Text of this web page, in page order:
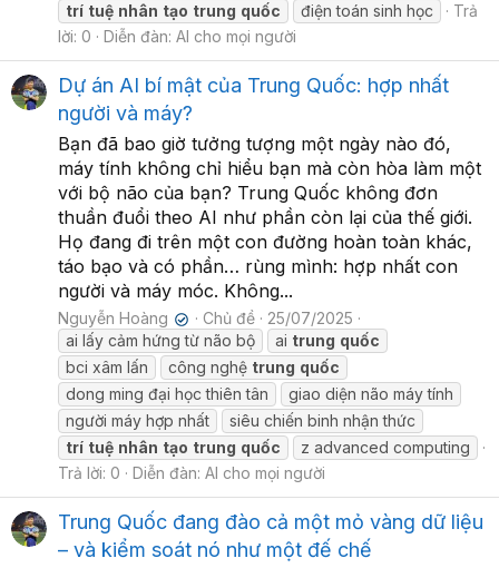
trí tuệ nhân tạo trung quốc điện toán sinh học
Trả
lời: 0
Diễn đàn: AI cho mọi người
Dự án AI bí mật của Trung Quốc: hợp nhất
người và máy?
Bạn đã bao giờ tưởng tượng một ngày nào đó,
máy tính không chỉ hiểu bạn mà còn hòa làm một
với bộ não của bạn? Trung Quốc không đơn
thuần đuổi theo AI như phần còn lại của thế giới.
Họ đang đi trên một con đường hoàn toàn khác,
táo bạo và có phần… rùng mình: hợp nhất con
người và máy móc. Không...
Nguyễn Hoàng ✔ Chủ đề
25/07/2025
ai lấy cảm hứng từ não bộ
ai trung quốc
bci xâm lấn
công nghệ trung quốc
dong ming đại học thiên tân
giao diện não máy tính
người máy hợp nhất
siêu chiến binh nhận thức
trí tuệ nhân tạo trung quốc
z advanced computing
Trả lời: 0
Diễn đàn: AI cho mọi người
Trung Quốc đang đào cả một mỏ vàng dữ liệu
– và kiểm soát nó như một đế chế